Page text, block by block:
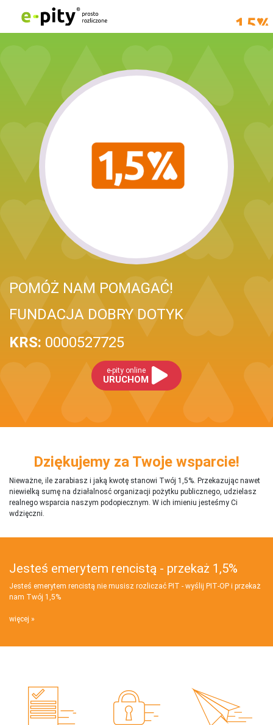
POMÓŻ NAM POMAGAĆ!
FUNDACJA DOBRY DOTYK
KRS: 0000527725
e-pity online
URUCHOM
Dziękujemy za Twoje wsparcie!
Nieważne, ile zarabiasz i jaką kwotę stanowi Twój 1,5%. Przekazując nawet
niewielką sumę na działalnosć organizacji pożytku publicznego, udzielasz
realnego wsparcia naszym podopiecznym. W ich imieniu jesteśmy Ci
wdzięczni.
Jesteś emerytem rencistą - przekaż 1,5%
Jesteś emerytem rencistą nie musisz rozliczać PIT - wyślij PIT‑OP i przekaż
nam Twój 1,5%
więcej